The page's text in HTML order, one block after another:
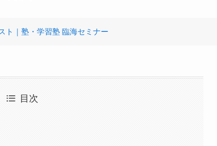
ト｜塾・学習塾 臨海セミナー
目次